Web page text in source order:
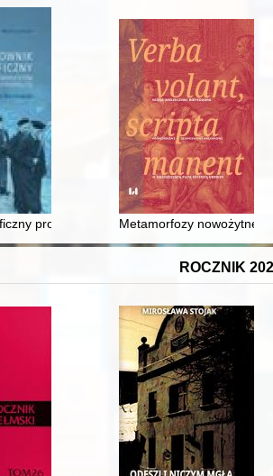
profesorów uniwersytetów Drugiej
Metamorfozy nowożytnej
ROCZNIK